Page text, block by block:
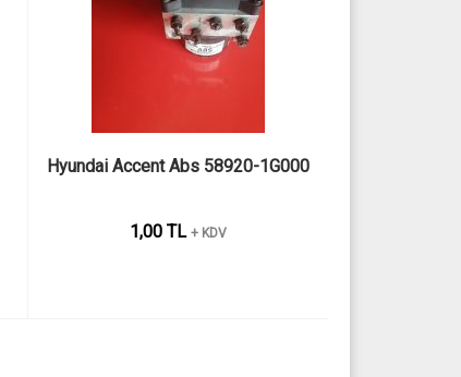
Hyundai Accent Abs 58920-1G000
1,00 TL + KDV